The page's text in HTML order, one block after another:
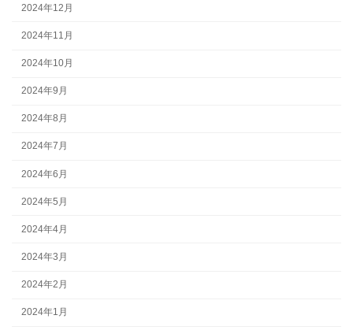
2024年12月
2024年11月
2024年10月
2024年9月
2024年8月
2024年7月
2024年6月
2024年5月
2024年4月
2024年3月
2024年2月
2024年1月